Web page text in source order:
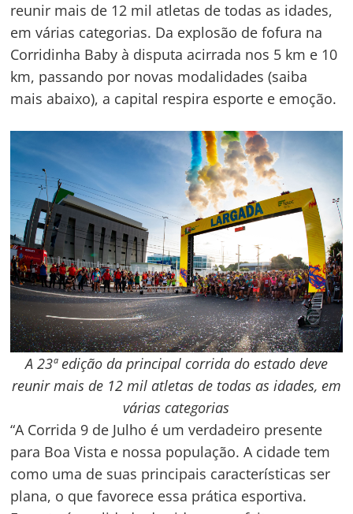
reunir mais de 12 mil atletas de todas as idades,
em várias categorias. Da explosão de fofura na
Corridinha Baby à disputa acirrada nos 5 km e 10
km, passando por novas modalidades (saiba
mais abaixo), a capital respira esporte e emoção.
A 23ª edição da principal corrida do estado deve
reunir mais de 12 mil atletas de todas as idades, em
várias categorias
“A Corrida 9 de Julho é um verdadeiro presente
para Boa Vista e nossa população. A cidade tem
como uma de suas principais características ser
plana, o que favorece essa prática esportiva.